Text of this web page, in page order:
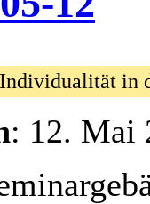
in
: 12. Mai